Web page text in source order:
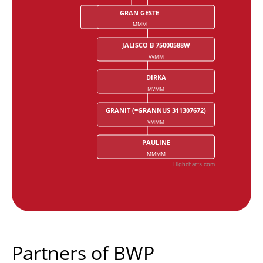
GRAN GESTE
MMM
HOLIVEA VAN COSTERSVELD
JALISCO B 75000588W
VVMM
DIRKA
MVMM
GRANIT (=GRANNUS 311307672)
VMMM
PAULINE
MMMM
Highcharts.com
Partners of BWP